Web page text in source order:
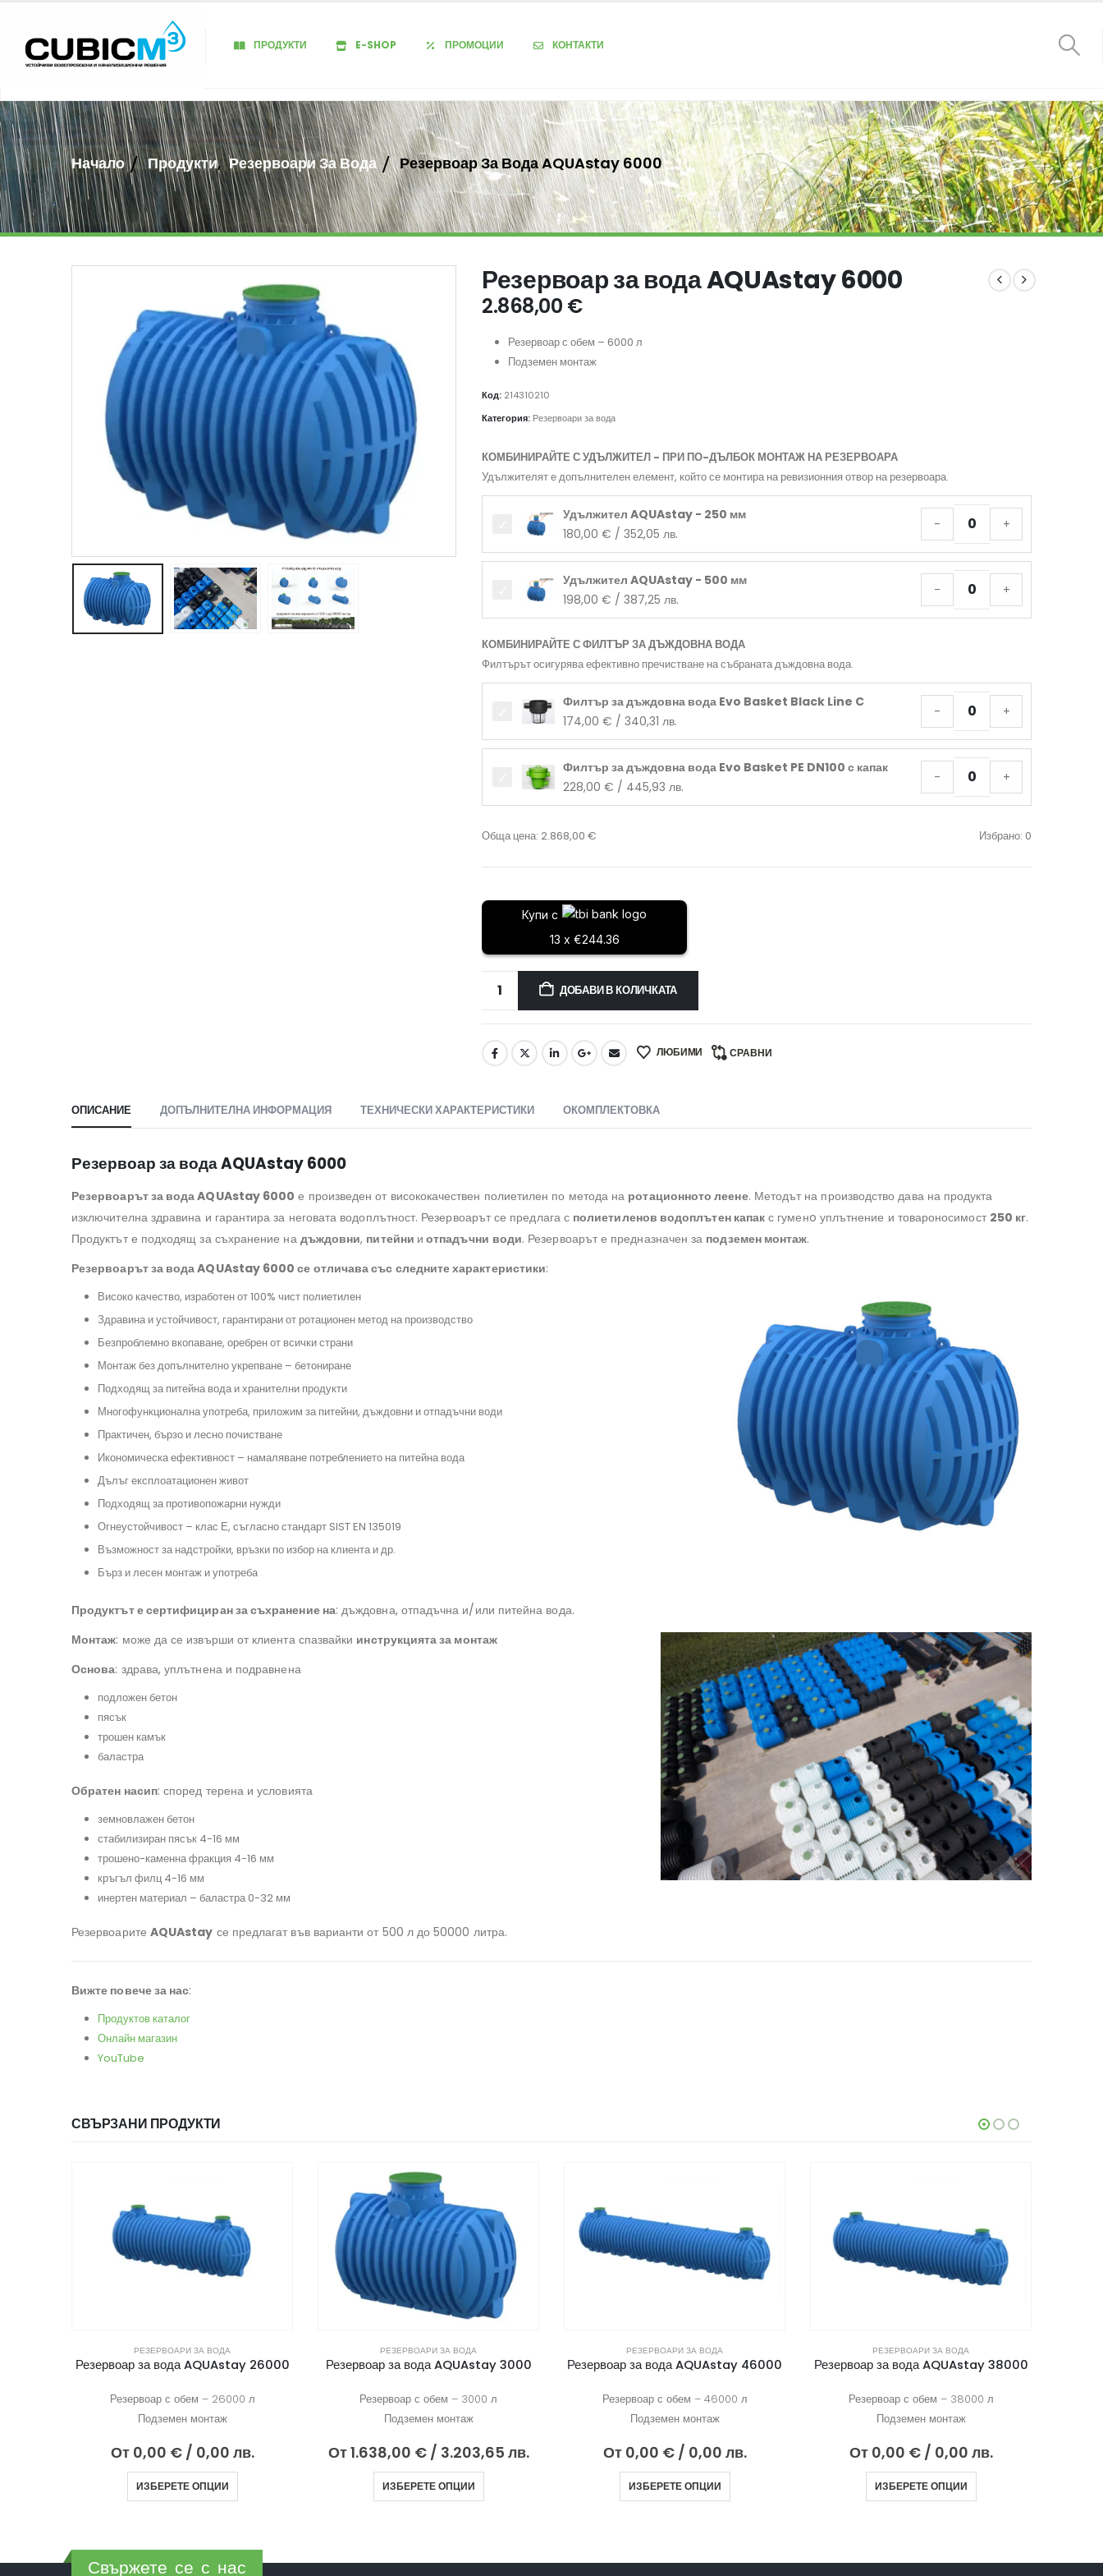
ПРОДУКТИ E-SHOP ПРОМОЦИИ КОНТАКТИ
Начало Продукти, Резервоари За Вода Резервоар За Вода AQUAstay 6000
Резервоар за вода AQUAstay 6000
2.868,00 €
Резервоар с обем – 6000 л
Подземен монтаж
Код: 214310210
Категория: Резервоари за вода
КОМБИНИРАЙТЕ С УДЪЛЖИТЕЛ - ПРИ ПО-ДЪЛБОК МОНТАЖ НА РЕЗЕРВОАРА
Удължителят е допълнителен елемент, който се монтира на ревизионния отвор на резервоара.
Удължител AQUAstay - 250 мм
180,00 € / 352,05 лв.
- +
Удължител AQUAstay - 500 мм
198,00 € / 387,25 лв.
- +
КОМБИНИРАЙТЕ С ФИЛТЪР ЗА ДЪЖДОВНА ВОДА
Филтърът осигурява ефективно пречистване на събраната дъждовна вода.
Филтър за дъждовна вода Evo Basket Black Line C
174,00 € / 340,31 лв.
- +
Филтър за дъждовна вода Evo Basket PE DN100 с капак
228,00 € / 445,93 лв.
- +
Обща цена: 2.868,00 € Избрано: 0
Купи с
13 x €244.36
ДОБАВИ В КОЛИЧКАТА
ЛЮБИМИ СРАВНИ
ОПИСАНИЕ ДОПЪЛНИТЕЛНА ИНФОРМАЦИЯ ТЕХНИЧЕСКИ ХАРАКТЕРИСТИКИ ОКОМПЛЕКТОВКА
Резервоар за вода AQUAstay 6000
Резервоарът за вода AQUAstay 6000 е произведен от висококачествен полиетилен по метода на ротационното леене. Методът на производство дава на продукта
изключителна здравина и гарантира за неговата водоплътност. Резервоарът се предлага с полиетиленов водоплътен капак с гуменo уплътнение и товароносимост 250 кг.
Продуктът е подходящ за съхранение на дъждовни, питейни и отпадъчни води. Резервоарът е предназначен за подземен монтаж.
Резервоарът за вода AQUAstay 6000 се отличава със следните характеристики:
Високо качество, изработен от 100% чист полиетилен
Здравина и устойчивост, гарантирани от ротационен метод на производство
Безпроблемно вкопаване, оребрен от всички страни
Монтаж без допълнително укрепване – бетониране
Подходящ за питейна вода и хранителни продукти
Многофункционална употреба, приложим за питейни, дъждовни и отпадъчни води
Практичен, бързо и лесно почистване
Икономическа ефективност – намаляване потреблението на питейна вода
Дълъг експлоатационен живот
Подходящ за противопожарни нужди
Огнеустойчивост – клас Е, съгласно стандарт SIST EN 135019
Възможност за надстройки, връзки по избор на клиента и др.
Бърз и лесен монтаж и употреба
Продуктът е сертифициран за съхранение на: дъждовна, отпадъчна и/или питейна вода.
Монтаж: може да се извърши от клиента спазвайки инструкцията за монтаж
Основа: здрава, уплътнена и подравнена
подложен бетон
пясък
трошен камък
баластра
Обратен насип: според терена и условията
земновлажен бетон
стабилизиран пясък 4-16 мм
трошено-каменна фракция 4-16 мм
кръгъл филц 4-16 мм
инертен материал – баластра 0-32 мм
Резервоарите AQUAstay се предлагат във варианти от 500 л до 50000 литра.
Вижте повече за нас:
Продуктов каталог
Онлайн магазин
YouTube
СВЪРЗАНИ ПРОДУКТИ
РЕЗЕРВОАРИ ЗА ВОДА
Резервоар за вода AQUAstay 3000
Резервоар с обем – 3000 л
Подземен монтаж
1.638,00 €/ 3.203,65 лв.
ИЗБЕРЕТЕ ОПЦИИ
РЕЗЕРВОАРИ ЗА ВОДА
Резервоар за вода AQUAstay 46000
Резервоар с обем – 46000 л
Подземен монтаж
От0,00€ / 0,00 лв.
ИЗБЕРЕТЕ ОПЦИИ
РЕЗЕРВОАРИ ЗА ВОДА
Резервоар за вода AQUAstay 38000
Резервоар с обем – 38000 л
Подземен монтаж
От 0,00 €/ 0,00 лв.
ИЗБЕРЕТЕ ОПЦИИ
РЕЗЕРВОАРИ ЗА ВОДА
Резервоар за вода AQUAstay 16000
Резервоар с обем – 16000 л
Подземен монтаж
От 0,00 €/ 0,00 лв.
ИЗБЕРЕТЕ ОПЦИИ
Свържете се с нас